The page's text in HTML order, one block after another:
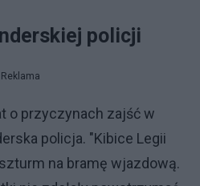
policji
Reklama
o przyczynach zajść w
policja. "Kibice Legii
na bramę wjazdową.